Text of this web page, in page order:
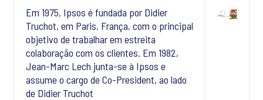
Em 1975, Ipsos é fundada por Didier
Truchot, em Paris, França, com o principal
objetivo de trabalhar em estreita
colaboração com os clientes. Em 1982,
Jean-Marc Lech junta-se à Ipsos e
assume o cargo de Co-President, ao lado
de Didier Truchot